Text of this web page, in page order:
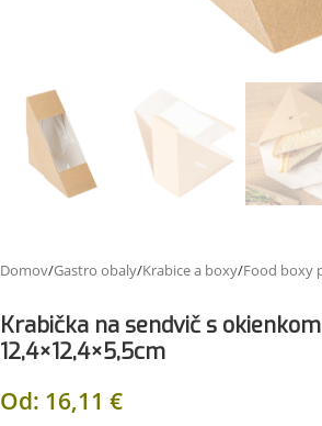
Domov/Gastro obaly/Krabice a boxy/Food boxy
Krabička na sendvič s okienkom
12,4×12,4×5,5cm
Od: 16,11 €